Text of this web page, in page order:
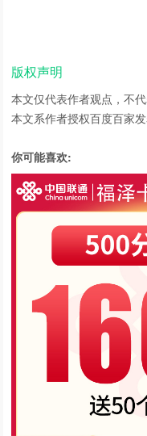
版权声明
本文仅代表作者观点，不代
本文系作者授权百度百家
你可能喜欢: